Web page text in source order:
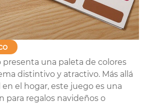
presenta una paleta de colores
distintivo y atractivo. Más allá
el hogar, este juego es una
para regalos navideños o